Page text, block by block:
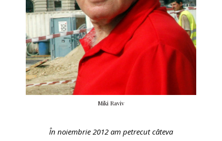
Miki Raviv
În noiembrie 2012 am petrecut câteva